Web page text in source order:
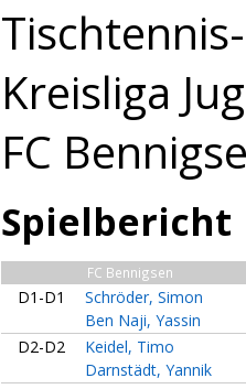
Kreisliga
FC
Spielbericht
FC Bennigsen
D1-D1
Schröder, Simon
Ben Naji, Yassin
D2-D2
Keidel, Timo
Darnstädt, Yannik